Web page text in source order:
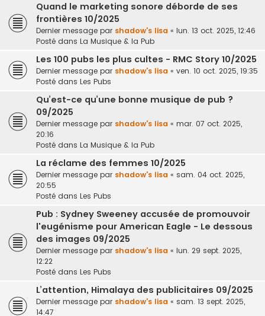
Quand le marketing sonore déborde de ses
frontières 10/2025
Dernier message par shadow's lisa « lun. 13 oct. 2025, 12:46
Posté dans La Musique & la Pub
Les 100 pubs les plus cultes - RMC Story 10/2025
Dernier message par shadow's lisa « ven. 10 oct. 2025, 19:35
Posté dans Les Pubs
Qu’est-ce qu’une bonne musique de pub ?
09/2025
Dernier message par shadow's lisa « mar. 07 oct. 2025,
20:16
Posté dans La Musique & la Pub
La réclame des femmes 10/2025
Dernier message par shadow's lisa « sam. 04 oct. 2025,
20:55
Posté dans Les Pubs
Pub : Sydney Sweeney accusée de promouvoir
l'eugénisme pour American Eagle - Le dessous
des images 09/2025
Dernier message par shadow's lisa « lun. 29 sept. 2025,
12:22
Posté dans Les Pubs
L’attention, Himalaya des publicitaires 09/2025
Dernier message par shadow's lisa « sam. 13 sept. 2025,
14:47